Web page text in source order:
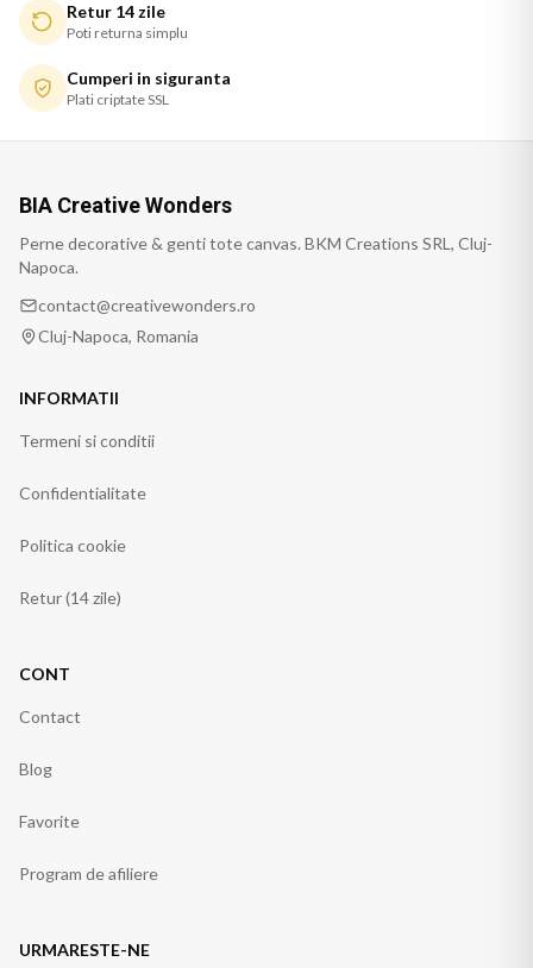
Retur 14 zile
Poti returna simplu
Cumperi in siguranta
Plati criptate SSL
BIA Creative Wonders
Perne decorative & genti tote canvas. BKM Creations SRL, Cluj-
Napoca.
contact@creativewonders.ro
Cluj-Napoca, Romania
INFORMATII
Termeni si conditii
Confidentialitate
Politica cookie
Retur (14 zile)
CONT
Contact
Blog
Favorite
Program de afiliere
URMARESTE-NE